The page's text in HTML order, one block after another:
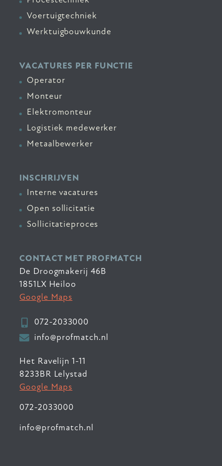
Voertuigtechniek
Werktuigbouwkunde
VACATURES PER FUNCTIE
Operator
Monteur
Elektromonteur
Logistiek medewerker
Metaalbewerker
INSCHRIJVEN
Interne vacatures
Open sollicitatie
Sollicitatieproces
CONTACT MET PROFMATCH
De Droogmakerij 46B
1851LX Heiloo
Google Maps
072-2033000
info@profmatch.nl
Het Ravelijn 1-11
8233BR Lelystad
Google Maps
072-2033000
info@profmatch.nl